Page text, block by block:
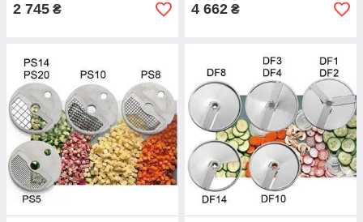
2 745 ₴ 4 662 ₴